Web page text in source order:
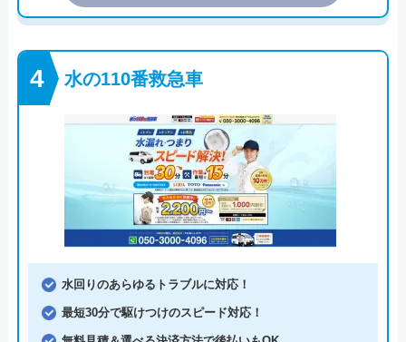
水の110番救急車
水回りのあらゆるトラブルに対応！
最短30分で駆けつけのスピード対応！